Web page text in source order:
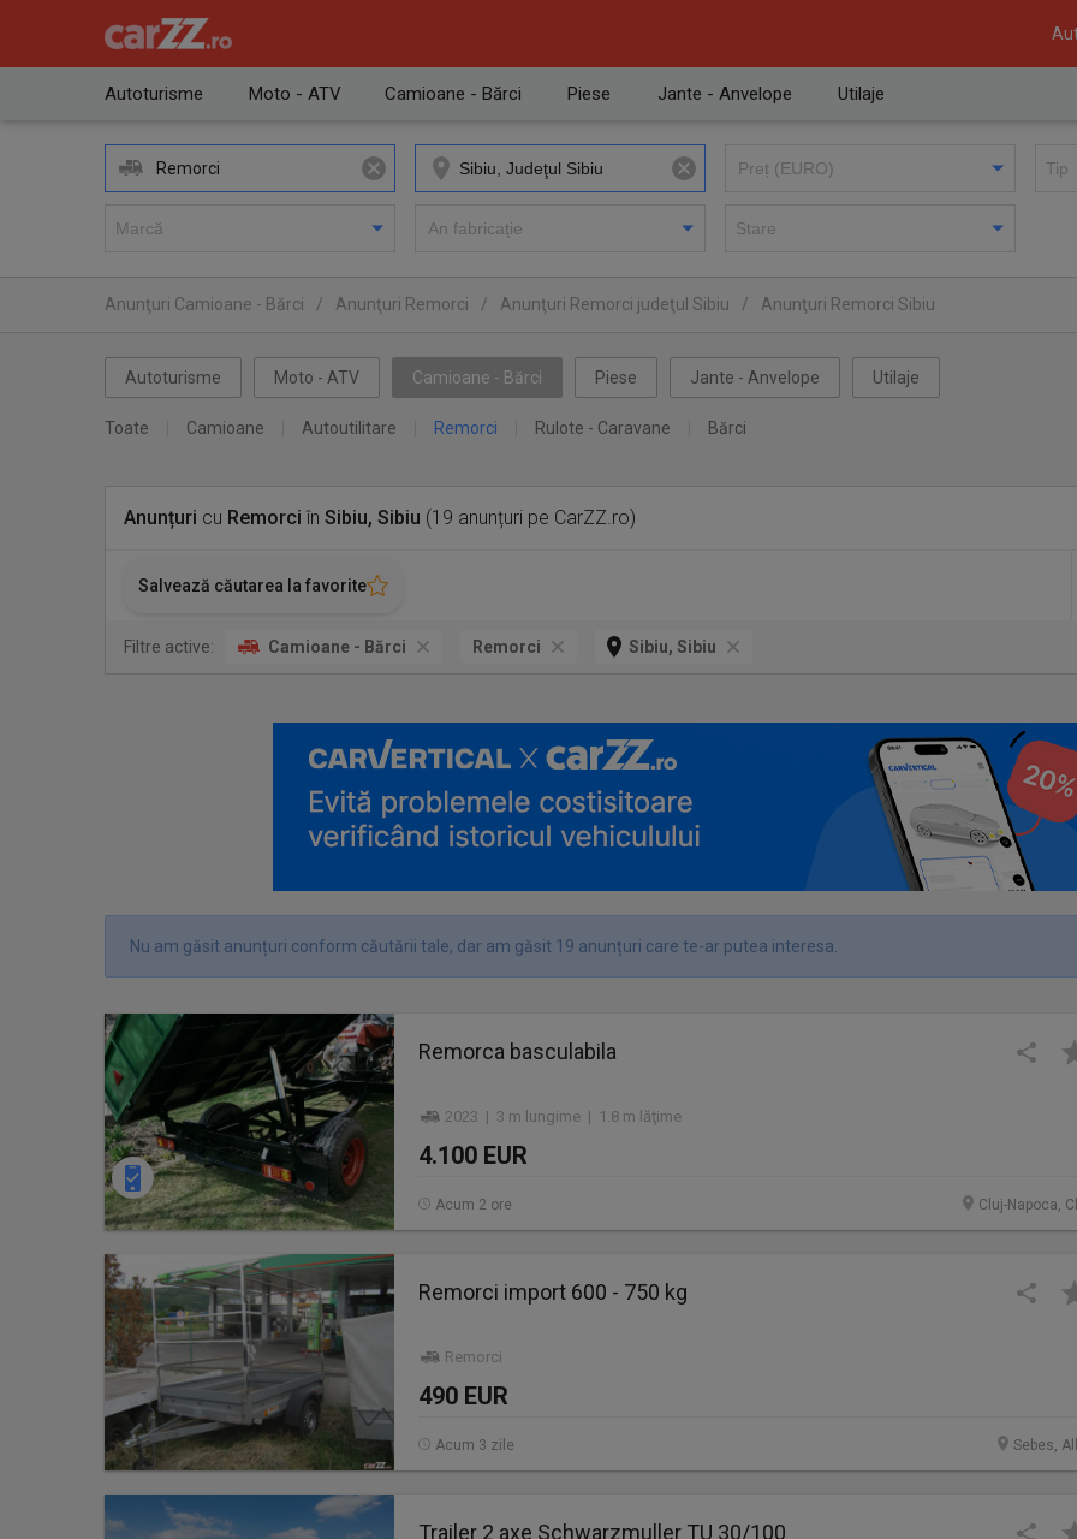
Autoturisme Moto - ATV Camioane - Bărci Piese Jante - Anvelope Utilaje
Remorci
Anunţuri Camioane - Bărci / Anunţuri Remorci / Anunţuri Remorci judeţul Sibiu / Anunţuri Remorci Sibiu
Autoturisme Moto - ATV Camioane - Bărci Piese Jante - Anvelope Utilaje
Toate Camioane Autoutilitare Remorci Rulote - Caravane Bărci
Anunțuri cu Remorci în Sibiu, Sibiu (19 anunțuri pe CarZZ.ro)
Salvează căutarea la favorite
Filtre active: Camioane - Bărci Remorci Sibiu, Sibiu
Nu am găsit anunțuri conform căutării tale, dar am găsit 19 anunțuri care te-ar putea interesa.
Remorca basculabila
2023 | 3 m lungime | 1.8 m lăţime
4.100 EUR
Cluj-Napoca,
Acum 2 ore
Remorci import 600 - 750 kg
Remorci
490 EUR
Sebes,
Acum 3 zile
Trailer 2 axe Schwarzmuller TU 30/100